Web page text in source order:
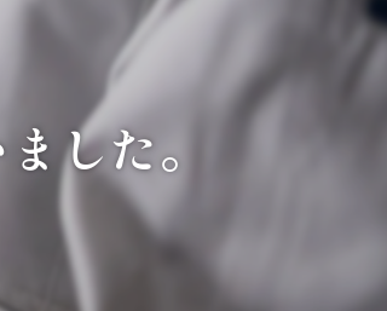
理した。